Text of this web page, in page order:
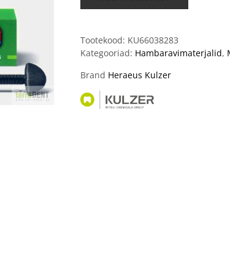
Tootekood: KU66038283
Kategooriad: Hambaravimaterjalid,
Brand Heraeus Kulzer